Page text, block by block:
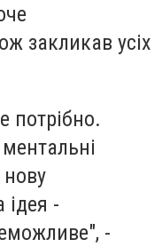
закликав усіх
потрібно.
-
-